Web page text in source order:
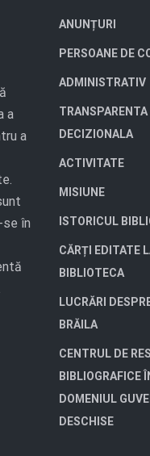
a
a
în
ANUNȚURI
PERSOANE DE
ADMINISTRATIV
TRANSPARENTA
DECIZIONALA
ACTIVITATE
MISIUNE
ISTORICUL
CĂRȚI EDITATE
BIBLIOTECA
LUCRĂRI
BRĂILA
CENTRUL DE
BIBLIOGRAFICE
DOMENIUL
DESCHISE